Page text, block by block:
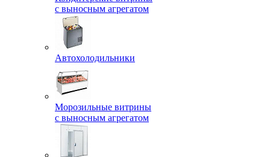
с выносным агрегатом
Автохолодильники
Морозильные витрины
с выносным агрегатом